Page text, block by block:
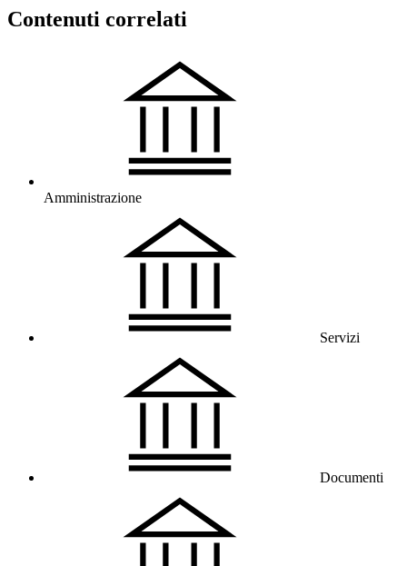
Contenuti correlati
Amministrazione
Servizi
Documenti